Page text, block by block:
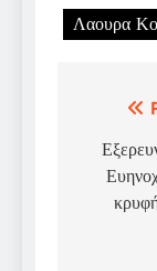
Λαουρα
Post